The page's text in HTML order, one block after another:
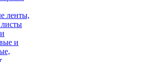
ленты,